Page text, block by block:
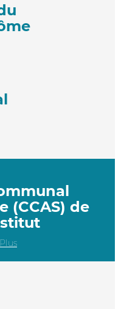
(CCAS) de